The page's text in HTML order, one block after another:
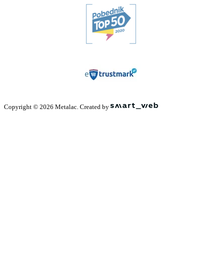
Copyright © 2026 Metalac. Created by